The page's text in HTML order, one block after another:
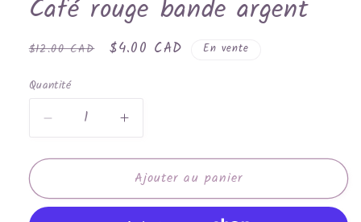
fenêtre
modale
Café rouge bande argent
Prix
$12.00 CAD
Prix
$4.00 CAD En vente
Quantité
Réduire
la
quantité
Café
Augmenter
la
quantité
de
Café
Ajouter au panier